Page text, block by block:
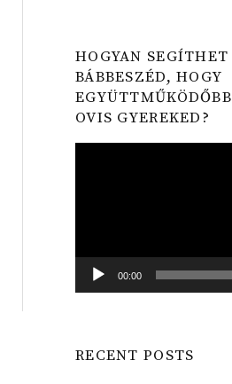
HOGYAN SEGÍTHET
BÁBBESZÉD, HOGY
OVIS GYEREKED?
00:00
RECENT POSTS